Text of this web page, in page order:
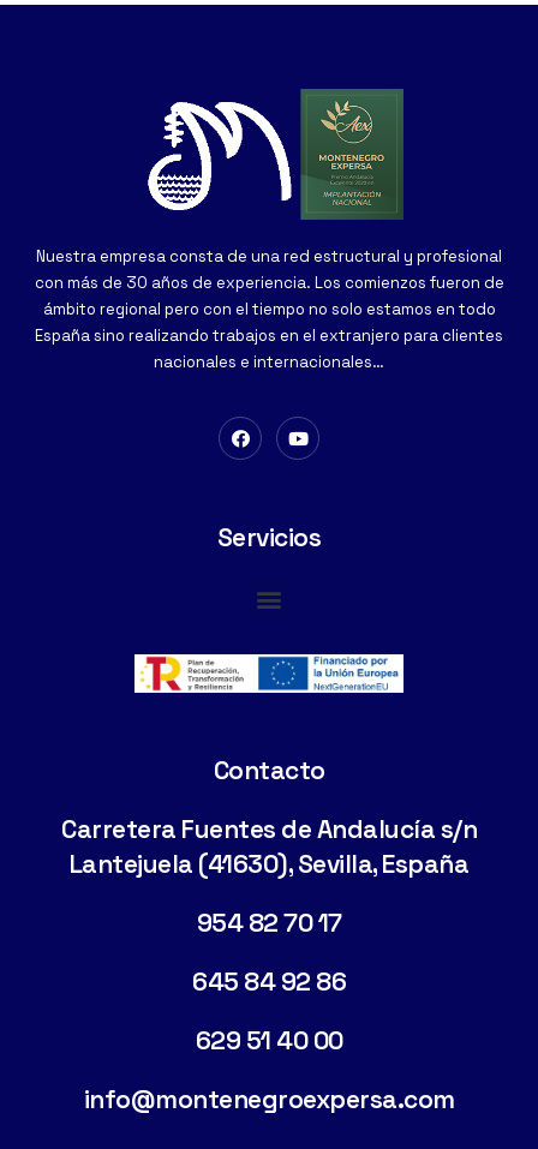
Nuestra empresa consta de una red estructural y profesional
con más de 30 años de experiencia. Los comienzos fueron de
ámbito regional pero con el tiempo no solo estamos en todo
España sino realizando trabajos en el extranjero para clientes
nacionales e internacionales…
Servicios
Contacto
Carretera Fuentes de Andalucía s/n
Lantejuela (41630), Sevilla, España
954 82 70 17
645 84 92 86
629 51 40 00
info@montenegroexpersa.com